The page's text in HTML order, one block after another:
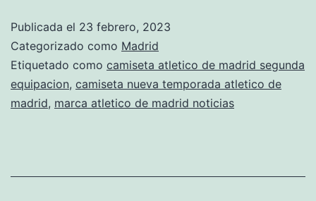
madrid
champions
Publicada el 23 febrero, 2023
Categorizado como Madrid
Etiquetado como camiseta atletico de madrid segunda
equipacion, camiseta nueva temporada atletico de
madrid, marca atletico de madrid noticias